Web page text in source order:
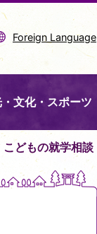
Foreign Language
文化・スポーツ
こどもの就学相談